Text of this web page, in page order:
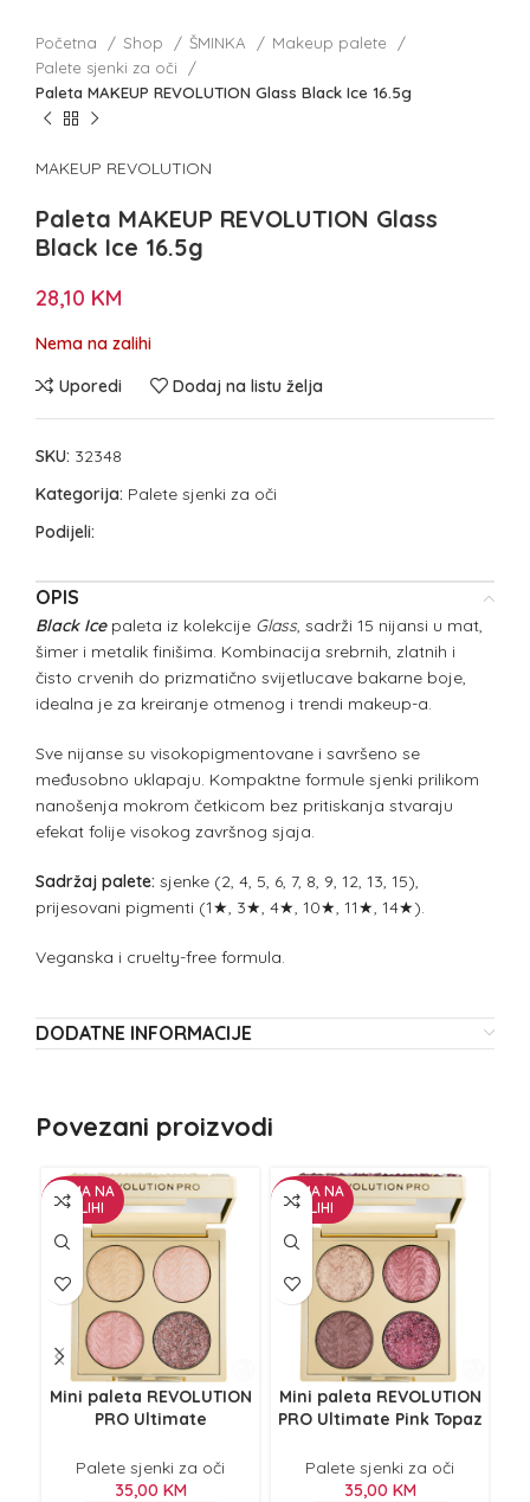
Početna Shop ŠMINKA
Makeup palete
Palete sjenki za oči
Paleta MAKEUP REVOLUTION Glass Black Ice 16.5g
MAKEUP REVOLUTION
Paleta MAKEUP REVOLUTION Glass
Black Ice 16.5g
28,10 KM
Nema na zalihi
Uporedi
Dodaj na listu želja
SKU: 32348
Kategorija: Palete sjenki za oči
Podijeli:
OPIS
Black Icepaleta iz kolekcije Glass, sadrži 15 nijansi u mat,
šimer i metalik finišima. Kombinacija srebrnih, zlatnih i
čisto crvenih do prizmatično svijetlucave bakarne boje,
idealna je za kreiranje otmenog i trendi makeup-a.
Sve nijanse su visokopigmentovane i savršeno se
međusobno uklapaju. Kompaktne formule sjenki prilikom
nanošenja mokrom četkicom bez pritiskanja stvaraju
efekat folije visokog završnog sjaja.
Sadržaj palete: sjenke (2, 4, 5, 6, 7, 8, 9, 12, 13, 15),
prijesovani pigmenti (1★, 3★, 4★, 10★, 11★, 14★).
Veganska i cruelty-free formula.
DODATNE INFORMACIJE
Povezani proizvodi
NEMA NA
ZALIHI
Mini paleta REVOLUTION
PRO Ultimate
Palete sjenki za oči
35,00 KM
NEMA NA
ZALIHI
Mini paleta REVOLUTION
PRO Ultimate Pink Topaz
Palete sjenki za oči
35,00 KM